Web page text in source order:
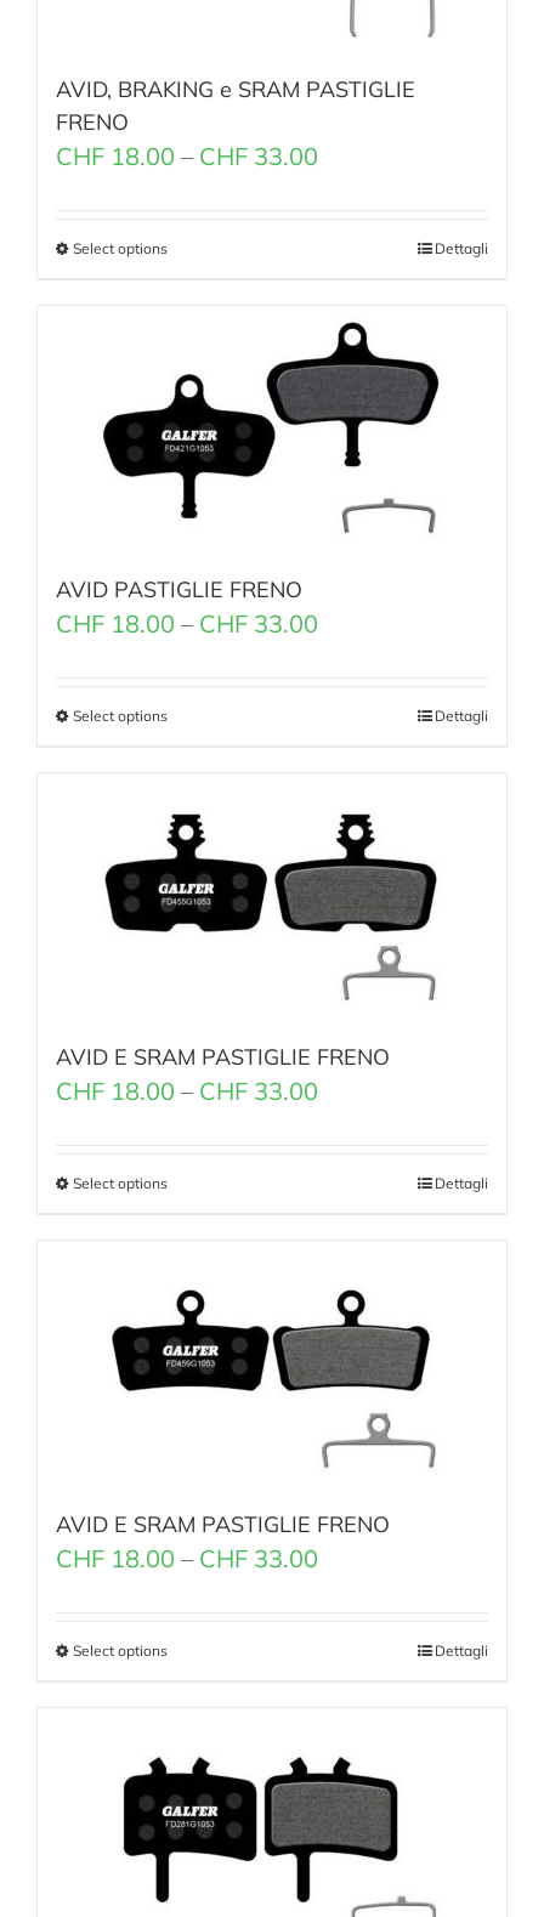
AVID, BRAKING e SRAM PASTIGLIE
FRENO
CHF 18.00 – CHF 33.00
Select options Dettagli
AVID PASTIGLIE FRENO
CHF 18.00 – CHF 33.00
Select options Dettagli
AVID E SRAM PASTIGLIE FRENO
CHF 18.00 – CHF 33.00
Select options Dettagli
AVID E SRAM PASTIGLIE FRENO
CHF 18.00 – CHF 33.00
Select options Dettagli